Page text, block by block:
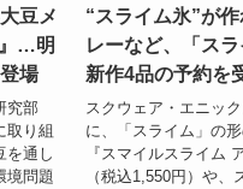
豆メ
…明
場
究部
取り組
を通し
境問題
“スライム氷”が
レーなど、「ス
新作4品の予約を
スクウェア・エニッ
に、「スライム」の
『スマイルスライム
（税込1,550円）や、